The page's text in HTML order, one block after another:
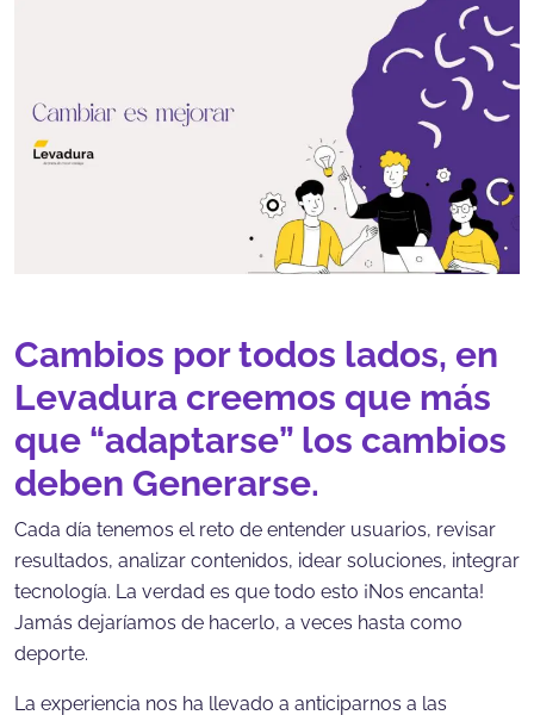
Cambios por todos lados, en
Levadura creemos que más
que “adaptarse” los cambios
deben Generarse.
Cada día tenemos el reto de entender usuarios, revisar
resultados, analizar contenidos, idear soluciones, integrar
tecnología. La verdad es que todo esto ¡Nos encanta!
Jamás dejaríamos de hacerlo, a veces hasta como
deporte.
La experiencia nos ha llevado a anticiparnos a las